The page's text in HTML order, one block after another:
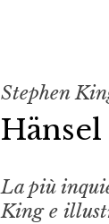
Stephen
La più
King e